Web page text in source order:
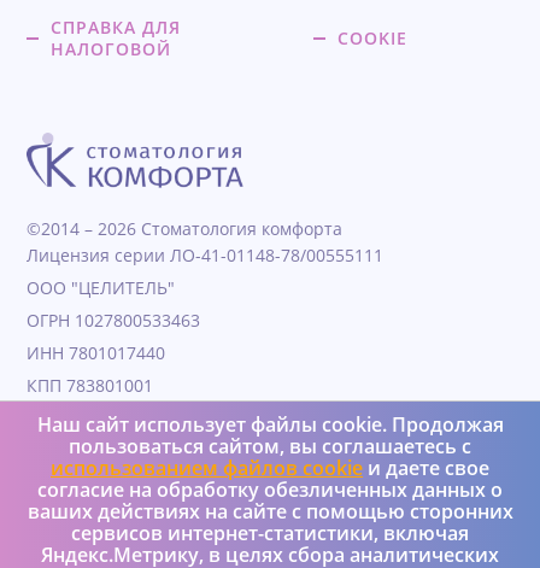
Наш сайт использует файлы cookie. Продолжая
пользоваться сайтом, вы соглашаетесь с
использованием файлов cookie и даете свое
согласие на обработку обезличенных данных о
ваших действиях на сайте с помощью сторонних
сервисов интернет-статистики, включая
Яндекс.Метрику, в целях сбора аналитических
СПРАВКА ДЛЯ
НАЛОГОВОЙ
COOKIE
©2014 – 2026 Стоматология комфорта
Лицензия серии ЛО-41-01148-78/00555111
ООО "ЦЕЛИТЕЛЬ"
ОГРН 1027800533463
ИНН 7801017440
КПП 783801001
Дата образования 04.11.1991
Юридический адрес 190000, Г.Санкт-петербург, ул
Гороховая, д. 25, литера а, пом 4Н
+7 (950) 037-08-73
Реализация и интеграция – Versus Ltd